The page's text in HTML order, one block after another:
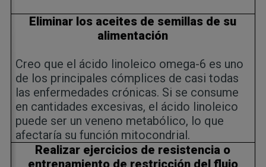
Eliminar los aceites de semillas de su
alimentación
Creo que el ácido linoleico omega-6 es uno
de los principales cómplices de casi todas
las enfermedades crónicas. Si se consume
en cantidades excesivas, el ácido linoleico
puede ser un veneno metabólico, lo que
afectaría su función mitocondrial.
Realizar ejercicios de resistencia o
entrenamiento de restricción del flujo